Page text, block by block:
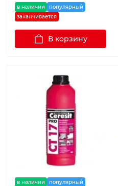
в наличии
популярный
заканчивается
В корзину
в наличии популярный